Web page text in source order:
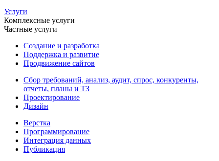
Услуги
Комплексные услуги
Частные услуги
Создание и разработка
Поддержка и развитие
Продвижение сайтов
Сбор требований, анализ, аудит, спрос, конкуренты,
отчеты, планы и ТЗ
Проектирование
Дизайн
Верстка
Программирование
Интеграция данных
Публикация